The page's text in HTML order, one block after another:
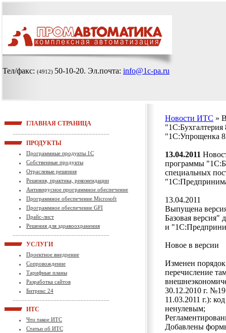
Тел/факс: (4912) 50-10-20. Эл.почта: info@1c-pa.ru
ГЛАВНАЯ СТРАНИЦА
ПРОДУКТЫ
Программные продукты 1С
Собственные продукты
Отраслевые решения
Решения, практика, рекомендации
Антивирусное программное обеспечение
Программное обеспечение Microsoft
Программное обеспечение GFI
Прайс-лист
Решения для здравоохранения
УСЛУГИ
Проектное внедрение
Сопровождение
Тарифные планы
Разработка сайтов
Битрикс 24
ИТС
Что такое ИТС
Статьи об ИТС
Новости ИТС »
"1С:Бухгалтерия
"1С:Упрощенка
13.04.2011
программы
специальных
13.04.2011
Выпущена
Базовая версия"
и
Новое в версии
Изменен
перечисление
30.12.2010 г.
11.03.2011 г.):
ненулевым;
Добавлены